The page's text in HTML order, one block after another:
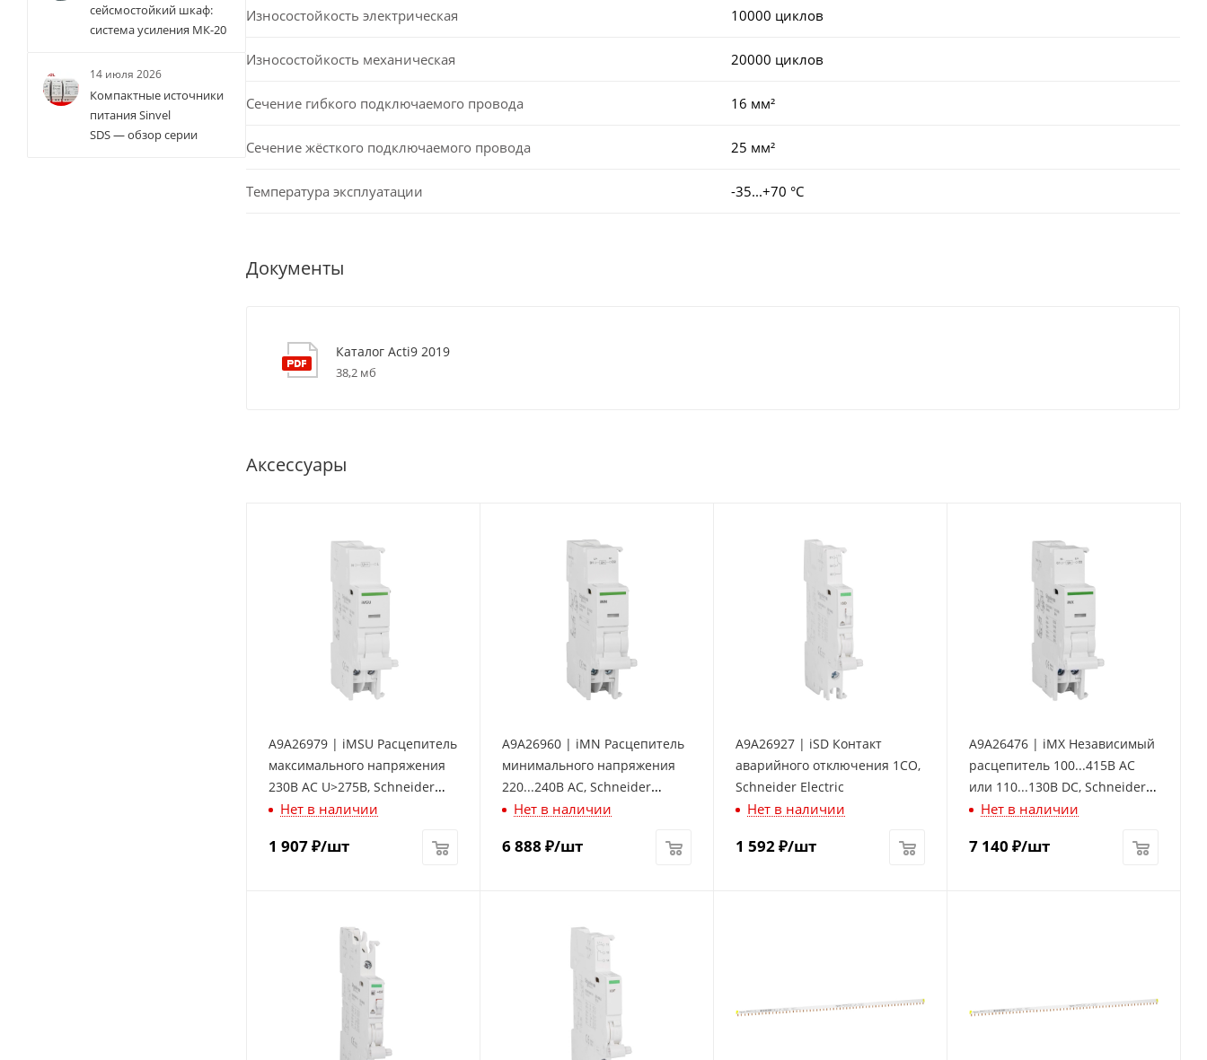
Износостойкость электрическая 10000 циклов
Износостойкость механическая 20000 циклов
Сечение гибкого подключаемого провода 16 мм²
Сечение жёсткого подключаемого провода 25 мм²
Температура эксплуатации -35...+70 °С
Документы
Каталог Acti9 2019
38,2 мб
Аксессуары
A9A26979 | iMSU Расцепитель
максимального напряжения
230В АС U>275В, Schneider
Electric
Нет в наличии
1 907₽/шт
A9A26960 | iMN Расцепитель
минимального напряжения
220...240В AC, Schneider
Electric
Нет в наличии
6 888 ₽/шт
A9A26927 | iSD Контакт
аварийного отключения 1СО,
Schneider Electric
Нет в наличии
1 592₽/шт
A9A26476 | iMX Независимый
расцепитель 100...415В АС
или 110...130В DC, Schneider
Electric
Нет в наличии
7 140 ₽/шт
сейсмостойкий шкаф:
система усиления МК-20
14 июля 2026
Компактные источники
питания Sinvel
SDS — обзор серии